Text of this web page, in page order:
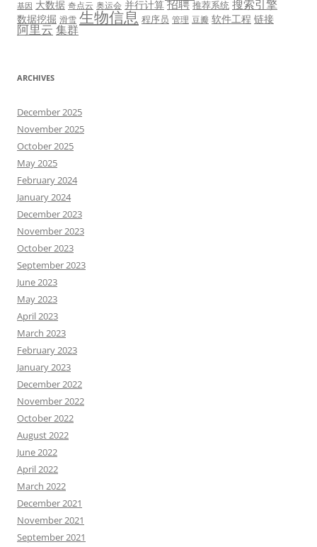
基因 大数据 奇点云 奥运会 并行计算 招聘 推荐系统 搜索引擎
数据挖掘 滑雪 生物信息 程序员 管理 豆瓣 软件工程 链接
阿里云集群
ARCHIVES
December 2025
November 2025
October 2025
May 2025
February 2024
January 2024
December 2023
November 2023
October 2023
September 2023
June 2023
May 2023
April 2023
March 2023
February 2023
January 2023
December 2022
November 2022
October 2022
August 2022
June 2022
April 2022
March 2022
December 2021
November 2021
September 2021